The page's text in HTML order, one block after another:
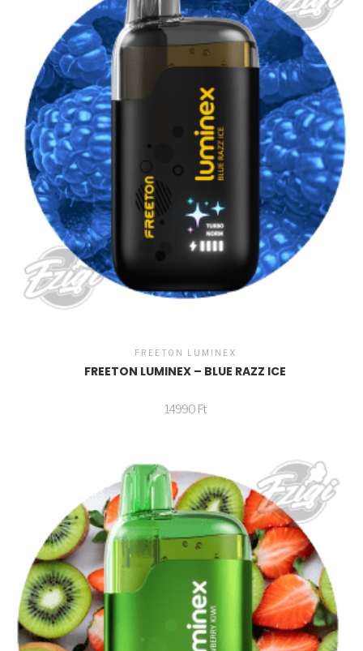
FREETON LUMINEX
FREETON LUMINEX – BLUE RAZZ ICE
14990 Ft